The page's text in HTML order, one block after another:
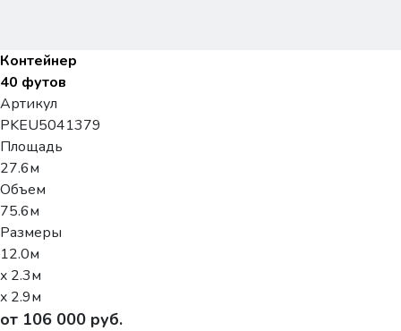
Контейнер
40 футов
Артикул
PKEU5041379
Площадь
27.6м
Объем
75.6м
Размеры
12.0м
x 2.3м
x 2.9м
от 106 000 руб.